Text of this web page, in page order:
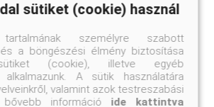
sütiket (cookie) használ
tartalmának személyre szabott
a böngészési élmény biztosítása
(cookie), illetve egyéb
alkalmazunk. A sütik használatára
valamint azok testreszabási
bővebb információ ide kattintva